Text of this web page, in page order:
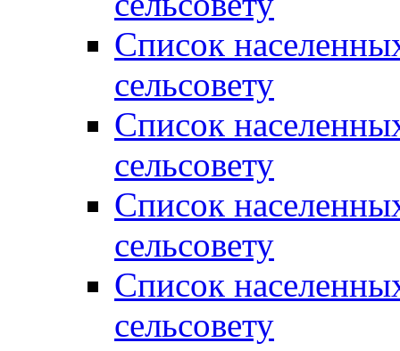
Список
сельсовету
Список
сельсовету
Список
сельсовету
Список
сельсовету